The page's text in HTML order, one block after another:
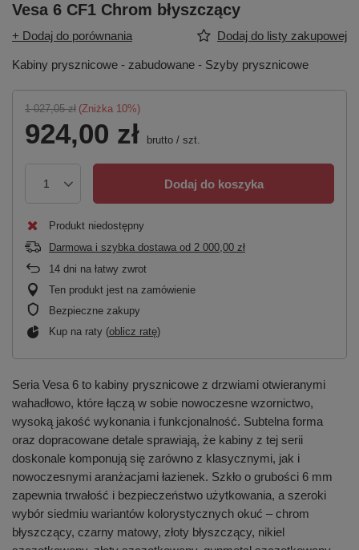
Vesa 6 CF1 Chrom błyszczący
+ Dodaj do porównania Dodaj do listy zakupowej
Kabiny prysznicowe - zabudowane - Szyby prysznicowe
1 027,05 zł (Zniżka 10%)
924,00 zł brutto / szt.
Dodaj do koszyka
Produkt niedostępny
Darmowa i szybka dostawa od 2 000,00 zł
14 dni na łatwy zwrot
Ten produkt jest na zamówienie
Bezpieczne zakupy
Kup na raty (oblicz ratę)
Seria Vesa 6 to kabiny prysznicowe z drzwiami otwieranymi
wahadłowo, które łączą w sobie nowoczesne wzornictwo,
wysoką jakość wykonania i funkcjonalność. Subtelna forma
oraz dopracowane detale sprawiają, że kabiny z tej serii
doskonale komponują się zarówno z klasycznymi, jak i
nowoczesnymi aranżacjami łazienek. Szkło o grubości 6 mm
zapewnia trwałość i bezpieczeństwo użytkowania, a szeroki
wybór siedmiu wariantów kolorystycznych okuć – chrom
błyszczący, czarny matowy, złoty błyszczący, nikiel